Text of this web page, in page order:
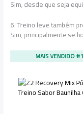
Sim, desde que seja
6. Treino leve também
Sim, principalmente se
MAIS VENDIDO #1